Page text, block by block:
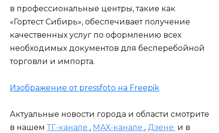
в профессиональные центры, такие как
«Гортест Сибирь», обеспечивает получение
качественных услуг по оформлению всех
необходимых документов для бесперебойной
торговли и импорта.
Изображение от pressfoto на Freepik
Актуальные новости города и области смотрите
в нашем ТГ-канале , МАХ-канале , Дзене и в